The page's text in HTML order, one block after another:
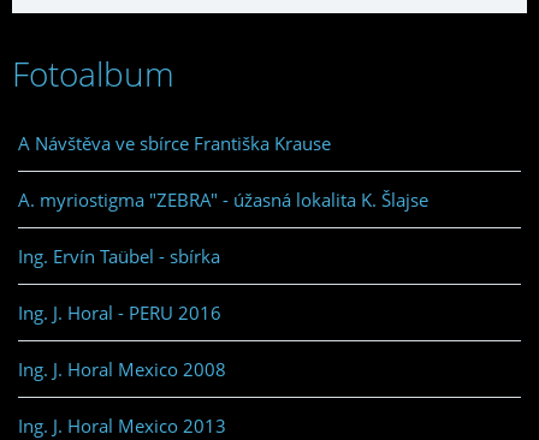
Fotoalbum
A Návštěva ve sbírce Františka Krause
A. myriostigma "ZEBRA" - úžasná lokalita K. Šlajse
Ing. Ervín Taübel - sbírka
Ing. J. Horal - PERU 2016
Ing. J. Horal Mexico 2008
Ing. J. Horal Mexico 2013